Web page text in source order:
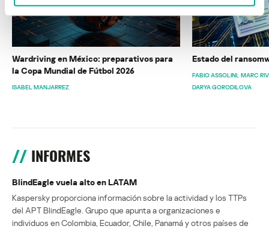
Wardriving en México: preparativos para
la Copa Mundial de Fútbol 2026
ISABEL MANJARREZ
Estado del
FABIO ASSOLINI MARC
DARYA GORODILOVA
INFORMES
BlindEagle vuela alto en LATAM
Kaspersky proporciona información sobre la actividad y los TTPs
del APT BlindEagle. Grupo que apunta a organizaciones e
individuos en Colombia, Ecuador, Chile, Panamá y otros países de